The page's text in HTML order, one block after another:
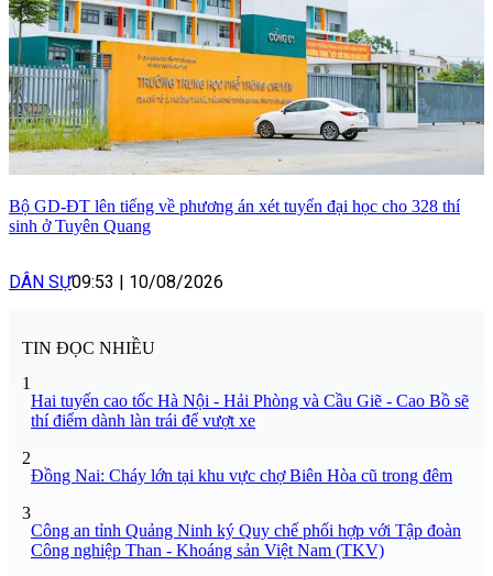
Bộ GD-ĐT lên tiếng về phương án xét tuyển đại học cho 328 thí
sinh ở Tuyên Quang
DÂN SỰ09:53 | 10/08/2026
TIN ĐỌC NHIỀU
1
Hai tuyến cao tốc Hà Nội - Hải Phòng và Cầu Giẽ - Cao Bồ sẽ
thí điểm dành làn trái để vượt xe
2
Đồng Nai: Cháy lớn tại khu vực chợ Biên Hòa cũ trong đêm
3
Công an tỉnh Quảng Ninh ký Quy chế phối hợp với Tập đoàn
Công nghiệp Than - Khoáng sản Việt Nam (TKV)